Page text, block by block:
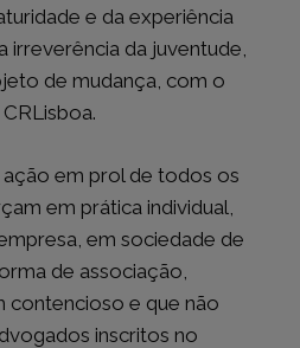
e da experiência
irreverência da juventude,
de mudança, com o
em prol de todos os
em prática individual,
em sociedade de
de associação,
contencioso e que não
inscritos no